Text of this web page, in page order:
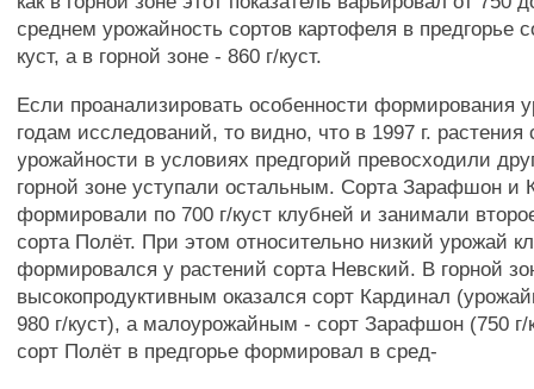
среднем урожайность сортов картофеля в предгорье
куст, а в горной зоне - 860 г/куст.
Если проанализировать особенности формирования
годам исследований, то видно, что в 1997 г. растения
урожайности в условиях предгорий превосходили
горной зоне уступали остальным. Сорта Зарафшон и
формировали по 700 г/куст клубней и занимали
сорта Полёт. При этом относительно низкий урожай
формировался у растений сорта Невский. В горной
высокопродуктивным оказался сорт Кардинал
980 г/куст), а малоурожайным - сорт Зарафшон (750 г/
сорт Полёт в предгорье формировал в сред-